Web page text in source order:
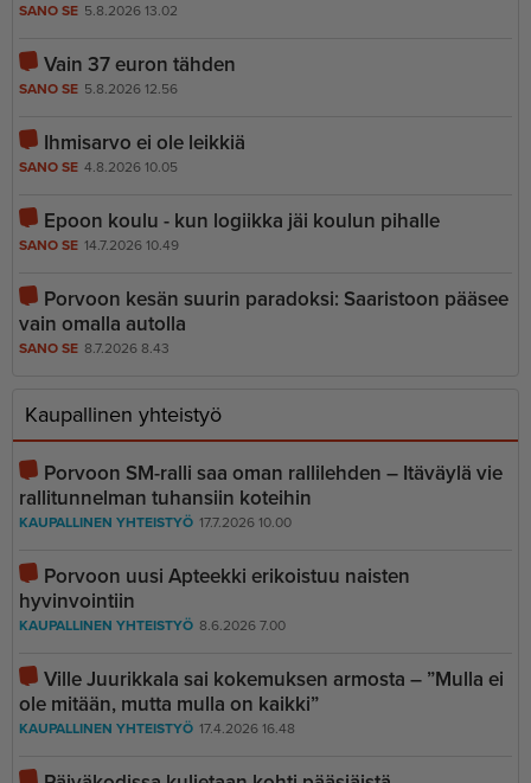
SANO SE 5.8.2026 13.02
Vain 37 euron tähden
SANO SE 5.8.2026 12.56
Ihmisarvo ei ole leikkiä
SANO SE 4.8.2026 10.05
Epoon koulu - kun logiikka jäi koulun pihalle
SANO SE 14.7.2026 10.49
Porvoon kesän suurin paradoksi: Saaristoon pääsee
vain omalla autolla
SANO SE 8.7.2026 8.43
Kaupallinen yhteistyö
Porvoon SM-ralli saa oman rallilehden – Itäväylä vie
rallitunnelman tuhansiin koteihin
KAUPALLINEN YHTEISTYÖ 17.7.2026 10.00
Porvoon uusi Apteekki erikoistuu naisten
hyvinvointiin
KAUPALLINEN YHTEISTYÖ 8.6.2026 7.00
Ville Juurikkala sai kokemuksen armosta – ”Mulla ei
ole mitään, mutta mulla on kaikki”
KAUPALLINEN YHTEISTYÖ 17.4.2026 16.48